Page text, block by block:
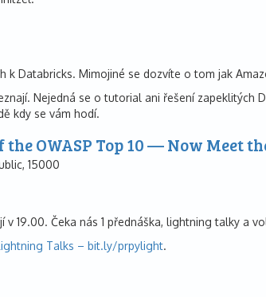
k Databricks. Mimojiné se dozvíte o tom jak
Nejedná se o tutorial ani řešení zapeklitých
kdy se vám hodí.
the OWASP Top 10 — Now Meet
15000
v 19.00. Čeka nás 1 přednáška, lightning talky a
Talks – bit.ly/prpylight.